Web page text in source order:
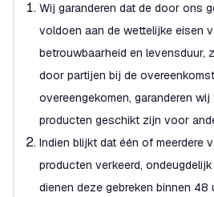
Wij garanderen dat de door ons
voldoen aan de wettelijke eisen
betrouwbaarheid en levensduur,
door partijen bij de
overeengekomen, garanderen
producten geschikt zijn voor
Indien blijkt dat één of meerdere
producten verkeerd,
dienen deze gebreken binnen